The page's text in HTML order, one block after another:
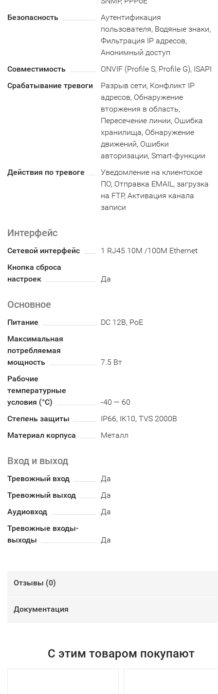
Безопасность
Аутентификация
пользователя, Водяные знаки,
Фильтрация IP адресов,
Анонимный доступ
Совместимость
ONVIF (Profile S, Profile G), ISAPI
Срабатывание тревоги
Разрыв сети, Конфликт IP
адресов, Обнаружение
вторжения в область,
Пересечение линии, Ошибка
хранилища, Обнаружение
движений, Ошибки
авторизации, Smart-функции
Действия по тревоге
Уведомление на клиентское
ПО, Отправка EMAIL, загрузка
на FTP, Активация канала
записи
Интерфейс
Сетевой интерфейс
1 RJ45 10M /100M Ethernet
Кнопка сброса
настроек
Да
Основное
Питание
DC 12В, PoE
Максимальная
потребляемая
мощность
7.5 Вт
Рабочие
температурные
условия (°С)
-40 — 60
Степень защиты
IP66, IK10, TVS 2000В
Материал корпуса
Металл
Вход и выход
Тревожный вход
Да
Тревожный выход
Да
Аудиовход
Да
Тревожные входы-
выходы
Да
Отзывы (0)
Документация
С этим товаром покупают